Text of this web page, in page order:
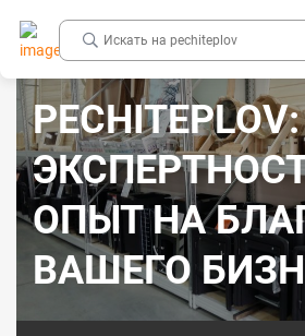
PECHITEPLOV:
ОПЫТ НА
ВАШЕГО